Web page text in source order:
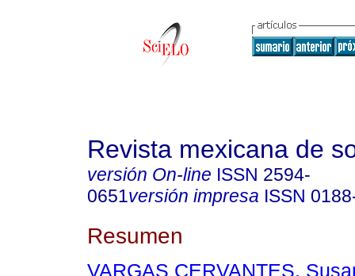
Revista mexicana de
versión On-line ISSN 2594-
0651versión impresa ISSN
Resumen
VARGAS CERVANTES,